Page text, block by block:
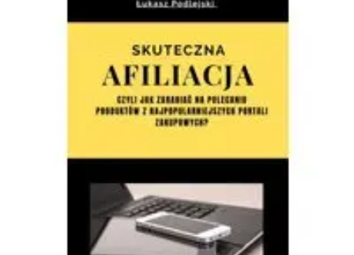
Analiza ofertTendencje zakupowePorady
Porady Zakupowe
Oferty Zakupowe